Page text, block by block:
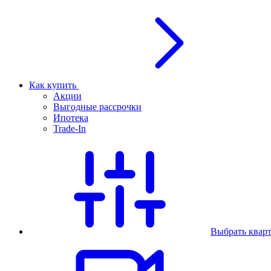
Как купить
Акции
Выгодные рассрочки
Ипотека
Trade-In
Выбрать